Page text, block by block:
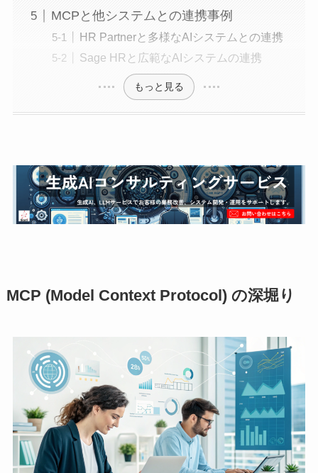
MCPと他システムとの連携事例
HR Partnerと多様なAIシステムとの連携
Sage HRと広範なAIシステムの連携
もっと見る
MCP (Model Context Protocol) の深堀り